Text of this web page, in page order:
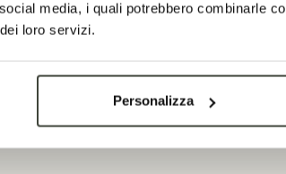
media, i quali potrebbero combinarle
loro servizi.
Personalizza